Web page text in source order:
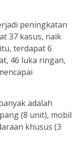
peningkatan
37 kasus, naik
terdapat 6
46 luka ringan,
adalah
(8 unit), mobil
khusus (3